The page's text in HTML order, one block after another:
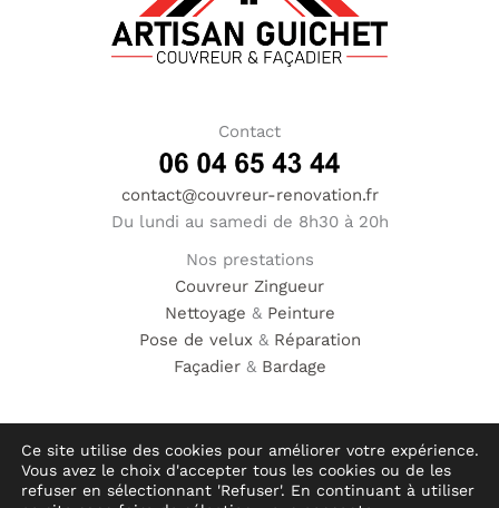
Contact
contact@couvreur-renovation.fr
Du lundi au samedi de 8h30 à 20h
Nos prestations
Couvreur Zingueur
Nettoyage & Peinture
Pose de velux& Réparation
Façadier& Bardage
© Hauméa Digital | Tous droits réservés
Ce site utilise des cookies pour améliorer votre expérience.
Vous avez le choix d'accepter tous les cookies ou de les
refuser en sélectionnant 'Refuser'. En continuant à utiliser